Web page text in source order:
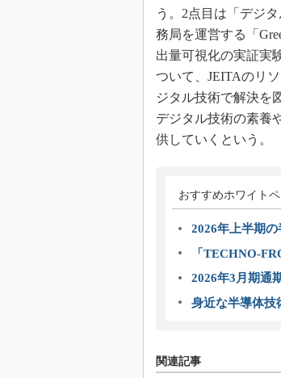
う。2点目は「デジ
務局を運営する「
出量可視化の実証実
ついて、JEITAのリ
ジタル技術で解決を
デジタル技術の素養
供していくという。
おすすめホワイト
2026年上半期
「TECHNO-
2026年3月期通
身近な半導体
関連記事